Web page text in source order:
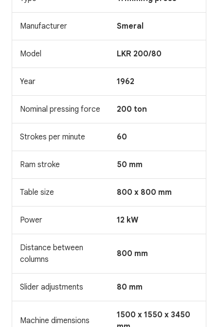
Manufacturer Smeral
Model LKR 200/80
Year 1962
Nominal pressing force 200 ton
Strokes per minute 60
Ram stroke 50 mm
Table size 800 x 800 mm
Power 12 kW
Distance between
columns
800 mm
Slider adjustments 80 mm
Machine dimensions
1500 x 1550 x 3450